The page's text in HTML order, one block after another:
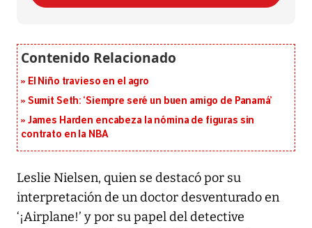
El Niño travieso en el agro
Sumit Seth: ‘Siempre seré un buen amigo de Panamá’
James Harden encabeza la nómina de figuras sin
contrato en la NBA
Leslie Nielsen, quien se destacó por su
interpretación de un doctor desventurado en
‘¡Airplane!’ y por su papel del detective